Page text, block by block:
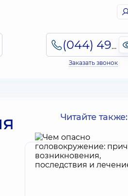
(044) 495-2-888
Заказать звонок
Читайте также: